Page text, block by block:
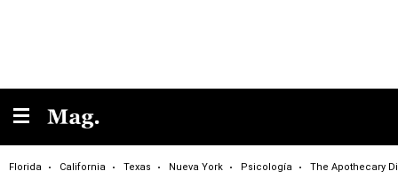
Florida California Texas Nueva York Psicología The Apothecary